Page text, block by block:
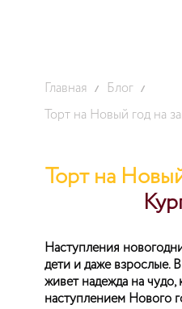
Главная
Блог
Торт на Новый год на
Торт на
Наступления
дети и даже взрослые.
живет надежда на
наступлением Нового